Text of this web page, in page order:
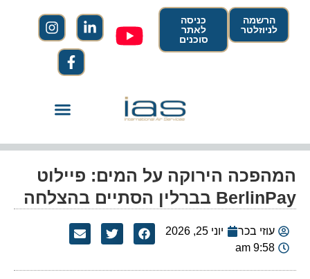
הרשמה
לניוזלטר
כניסה
לאתר
סוכנים
המהפכה הירוקה על המים: פיילוט
BerlinPay בברלין הסתיים בהצלחה
עוזי בכר
יוני 25, 2026
9:58 am